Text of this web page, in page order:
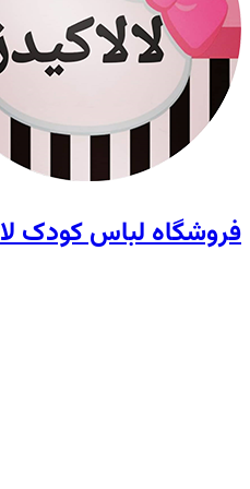
فروشگاه لباس کودک